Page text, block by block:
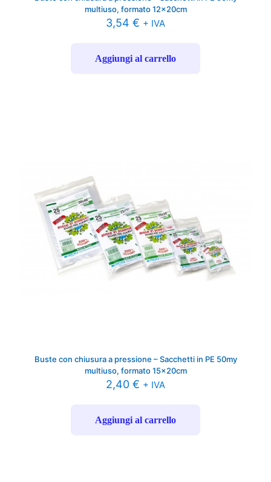
multiuso, formato 12x20cm
3,54 € + IVA
Aggiungi al carrello
Buste con chiusura a pressione – Sacchetti in PE 50my
multiuso, formato 15x20cm
2,40 € + IVA
Aggiungi al carrello